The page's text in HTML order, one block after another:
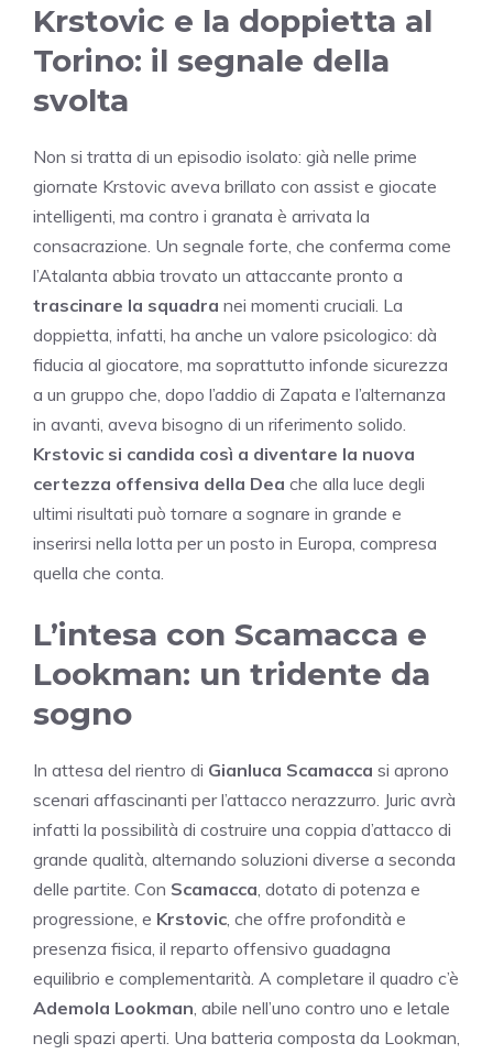
Krstovic e la doppietta al
Torino: il segnale della
svolta
Non si tratta di un episodio isolato: già nelle prime
giornate Krstovic aveva brillato con assist e giocate
intelligenti, ma contro i granata è arrivata la
consacrazione. Un segnale forte, che conferma come
l’Atalanta abbia trovato un attaccante pronto a
trascinare la squadra nei momenti cruciali. La
doppietta, infatti, ha anche un valore psicologico: dà
fiducia al giocatore, ma soprattutto infonde sicurezza
a un gruppo che, dopo l’addio di Zapata e l’alternanza
in avanti, aveva bisogno di un riferimento solido.
Krstovic si candida così a diventare la nuova
certezza offensiva della Dea che alla luce degli
ultimi risultati può tornare a sognare in grande e
inserirsi nella lotta per un posto in Europa, compresa
quella che conta.
L’intesa con Scamacca e
Lookman: un tridente da
sogno
In attesa del rientro di Gianluca Scamacca si aprono
scenari affascinanti per l’attacco nerazzurro. Juric avrà
infatti la possibilità di costruire una coppia d’attacco di
grande qualità, alternando soluzioni diverse a seconda
delle partite. Con Scamacca , dotato di potenza e
progressione, e Krstovic , che offre profondità e
presenza fisica, il reparto offensivo guadagna
equilibrio e complementarità. A completare il quadro c’è
Ademola Lookman , abile nell’uno contro uno e letale
negli spazi aperti. Una batteria composta da Lookman,